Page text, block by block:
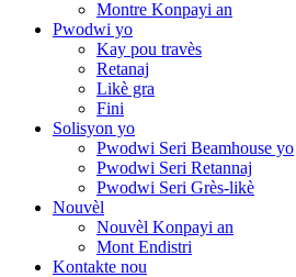
Montre Konpayi an
Pwodwi yo
Kay pou travès
Retanaj
Likè gra
Fini
Solisyon yo
Pwodwi Seri Beamhouse yo
Pwodwi Seri Retannaj
Pwodwi Seri Grès-likè
Nouvèl
Nouvèl Konpayi an
Mont Endistri
Kontakte nou